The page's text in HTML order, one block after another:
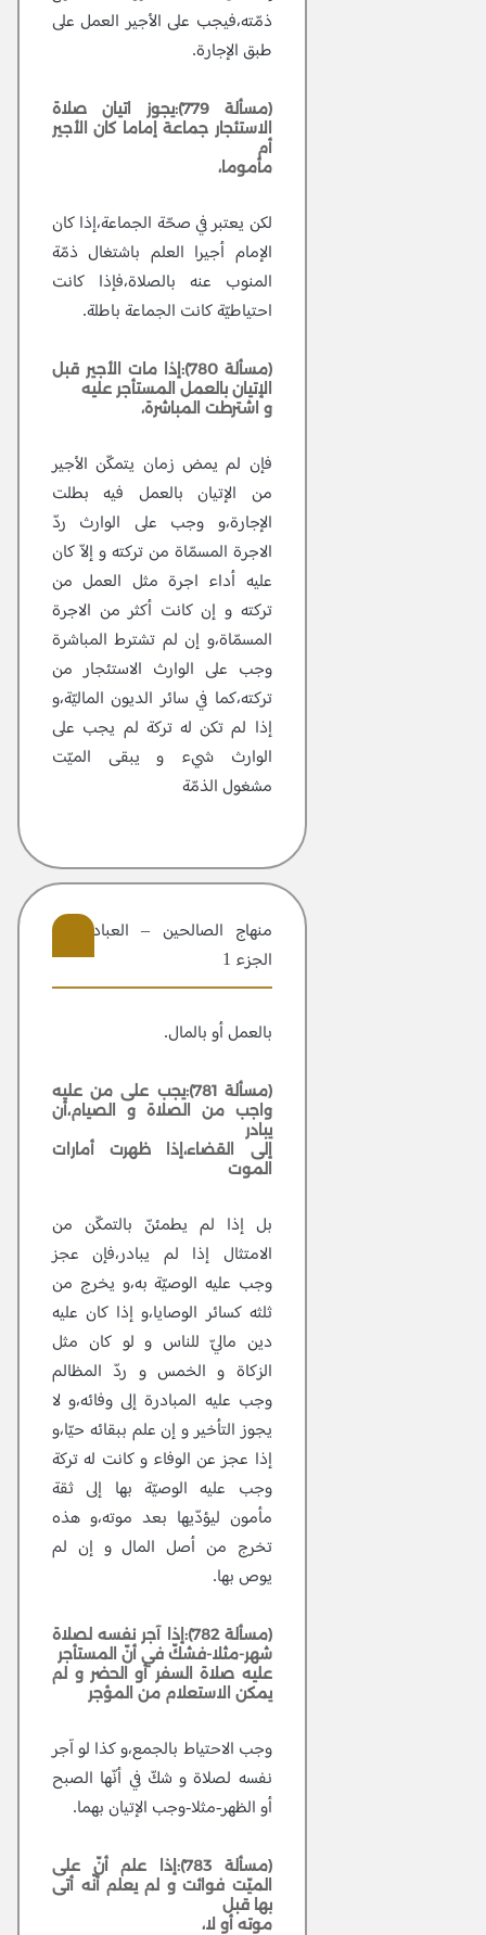
ذمّته،فيجب على الأجير العمل على
طبق الإجارة.
(مسألة 779):يجوز اتيان صلاة
الاستئجار جماعة إماما كان الأجير
أم
مأموما،
لكن يعتبر في صحّة الجماعة،إذا كان
الإمام أجيرا العلم باشتغال ذمّة
المنوب عنه بالصلاة،فإذا كانت
احتياطيّة كانت الجماعة باطلة.
(مسألة 780):إذا مات الأجير قبل
الإتيان بالعمل المستأجر عليه
و اشترطت المباشرة،
فإن لم يمض زمان يتمكّن الأجير
من الإتيان بالعمل فيه بطلت
الإجارة،و وجب على الوارث ردّ
الاجرة المسمّاة من تركته و إلاّ كان
عليه أداء اجرة مثل العمل من
تركته و إن كانت أكثر من الاجرة
المسمّاة،و إن لم تشترط المباشرة
وجب على الوارث الاستئجار من
تركته،كما في سائر الديون الماليّة،و
إذا لم تكن له تركة لم يجب على
الوارث شيء و يبقى الميّت
مشغول الذمّة
منهاج الصالحين – العبادات –
الجزء 1
بالعمل أو بالمال.
(مسألة 781):يجب على من عليه
واجب من الصلاة و الصيام،أن
يبادر
إلى القضاء،إذا ظهرت أمارات
الموت
بل إذا لم يطمئنّ بالتمكّن من
الامتثال إذا لم يبادر،فإن عجز
وجب عليه الوصيّة به،و يخرج من
ثلثه كسائر الوصايا،و إذا كان عليه
دين ماليّ للناس و لو كان مثل
الزكاة و الخمس و ردّ المظالم
وجب عليه المبادرة إلى وفائه،و لا
يجوز التأخير و إن علم ببقائه حيّا،و
إذا عجز عن الوفاء و كانت له تركة
وجب عليه الوصيّة بها إلى ثقة
مأمون ليؤدّيها بعد موته،و هذه
تخرج من أصل المال و إن لم
يوص بها.
(مسألة 782):إذا آجر نفسه لصلاة
شهر-مثلا-فشكّ في أنّ المستأجر
عليه صلاة السفر أو الحضر و لم
يمكن الاستعلام من المؤجر
وجب الاحتياط بالجمع،و كذا لو آجر
نفسه لصلاة و شكّ في أنّها الصبح
أو الظهر-مثلا-وجب الإتيان بهما.
(مسألة 783):إذا علم أنّ على
الميّت فوائت و لم يعلم أنّه أتى
بها قبل
موته أو لا،